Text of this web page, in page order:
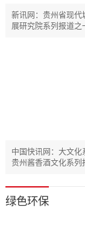
新讯网：贵州省现代
展研究院系列报道之
中国快讯网：大文化
贵州酱香酒文化系列
绿色环保